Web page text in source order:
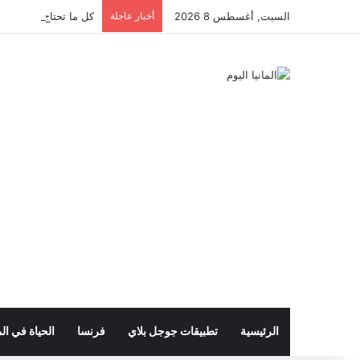
السبت, أغسطس 8 2026 أخبار عاجلة كل ما تحتاج معرفته
الرئيسية تطبيقات جوجل بلاي فرنسا الحياة في